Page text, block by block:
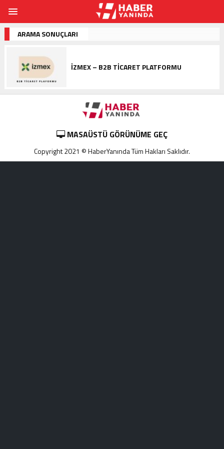
ARAMA SONUÇLARI
İZMEX – B2B TICARET PLATFORMU
MASAÜSTÜ GÖRÜNÜME GEÇ
Copyright 2021 © HaberYanında Tüm Hakları Saklıdır.